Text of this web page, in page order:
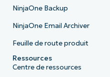
NinjaOne Backup
NinjaOne Email Archiver
Feuille de route produit
Ressources
Centre de ressources